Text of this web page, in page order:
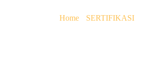
Home SERTIFIKASI